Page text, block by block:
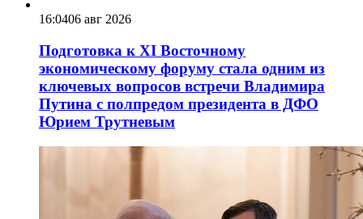
16:0406 авг 2026
Подготовка к XI Восточному
экономическому форуму стала одним из
ключевых вопросов встречи Владимира
Путина с полпредом президента в ДФО
Юрием Трутневым